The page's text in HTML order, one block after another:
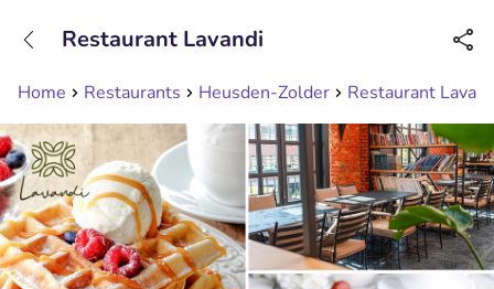
Available until 23:00
Home Restaurants Heusden-Zolder Restaurant
Restaurant Lavandi